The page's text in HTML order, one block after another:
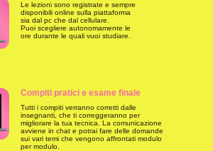
Compiti pratici e esame finale
Tutti i compiti verranno corretti dalle
insegnanti, che ti correggeranno per
migliorare la tua tecnica. La comunicazione
avviene in chat e potrai fare delle domande
sui vari temi che vengono affrontati modulo
per modulo.
Le lezioni sono registrate e sempre
disponibili online sulla piattaforma
sia dal pc che dal cellulare.
Puoi scegliere autonomamente le
ore durante le quali vuoi studiare.